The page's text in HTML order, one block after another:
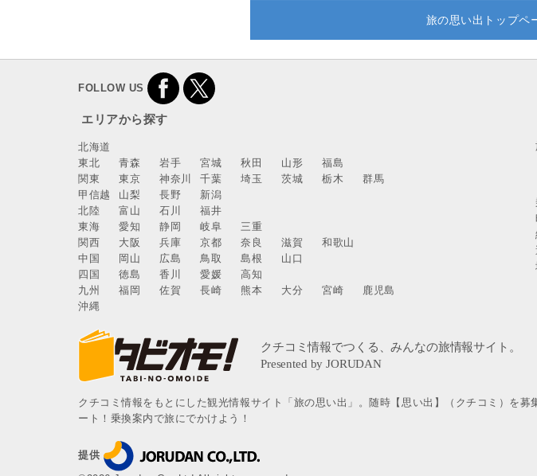
旅の思い出トップペ
FOLLOW US
エリアから探す
北海道
東北
青森 岩手 宮城 秋田 山形
福島
関東
東京 神奈川 千葉 埼玉 茨城 栃木
群馬
甲信越
山梨 長野
新潟
北陸
富山 石川
福井
東海
愛知 静岡 岐阜
三重
関西
大阪 兵庫 京都 奈良 滋賀
和歌山
中国
岡山 広島 鳥取 島根
山口
四国
徳島 香川 愛媛
高知
九州
福岡 佐賀 長崎 熊本 大分 宮崎
鹿児島
沖縄
クチコミ情報をもとにした観光情報サイト「旅の思い出」。随時【思い出】（クチコミ）を
ート！乗換案内で旅にでかけよう！
提供